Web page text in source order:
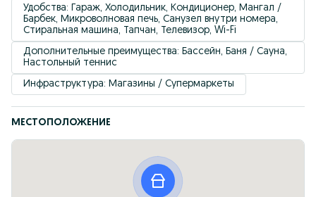
Удобствa: Гараж, Холодильник, Кондиционер, Мангал /
Барбек, Микроволновая печь, Санузел внутри номера,
Стиральная машина, Тапчан, Телевизор, Wi-Fi
Дополнительные преимущества: Бассейн, Баня / Сауна,
Настольный теннис
Инфраструктура: Магазины / Супермаркеты
МЕСТОПОЛОЖЕНИЕ